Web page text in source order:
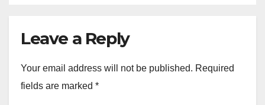
Leave a Reply
Your email address will not be published. Required
fields are marked *